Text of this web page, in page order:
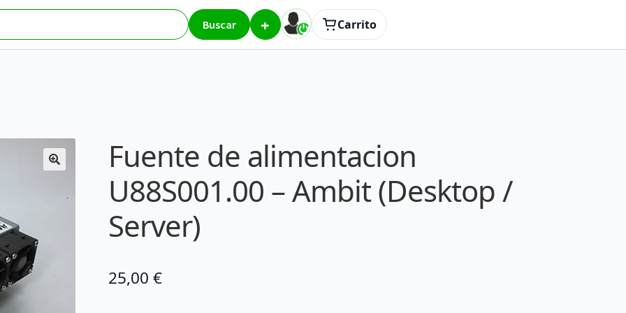
Buscar + Carrito
U88S001.00 – Ambit (Desktop / Server)
Fuente de alimentacion
U88S001.00 – Ambit (Desktop /
Server)
25,00 €